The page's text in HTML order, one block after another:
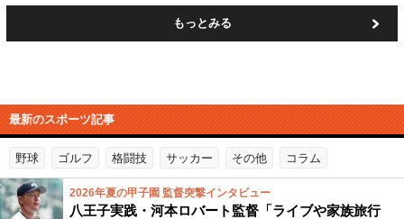
もっとみる
最新のスポーツ記事
野球 ゴルフ 格闘技 サッカー その他 コラム
2026年夏の甲子園 監督突撃インタビュー
八王子実践・河本ロバート監督「ライブや家族旅行